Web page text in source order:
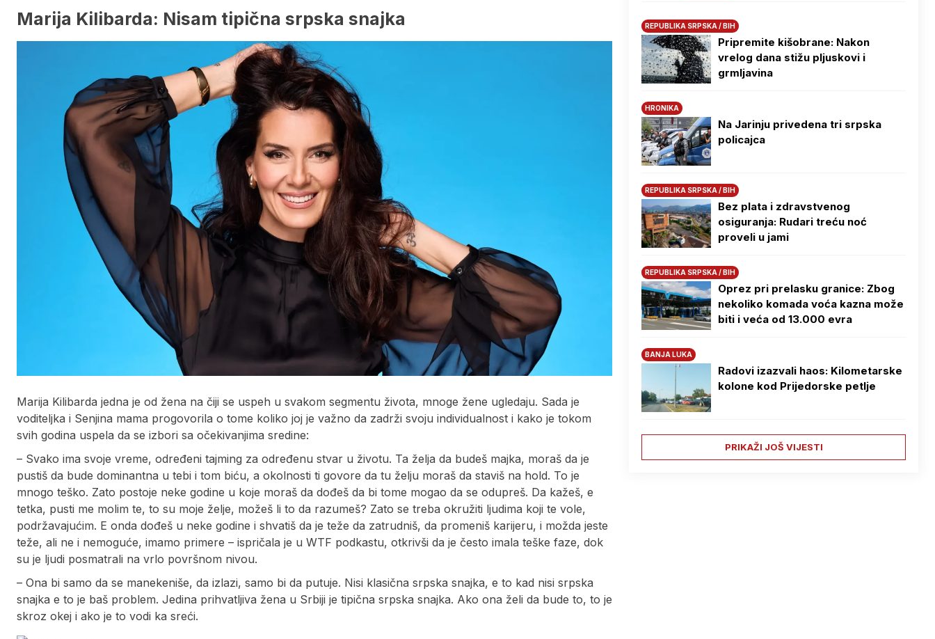
Marija Kilibarda: Nisam tipična srpska snajka
Marija Kilibarda jedna je od žena na čiji se uspeh u svakom segmentu života, mnoge žene ugledaju. Sada je
voditeljka i Senjina mama progovorila o tome koliko joj je važno da zadrži svoju individualnost i kako je tokom
svih godina uspela da se izbori sa očekivanjima sredine:
– Svako ima svoje vreme, određeni tajming za određenu stvar u životu. Ta želja da budeš majka, moraš da je
pustiš da bude dominantna u tebi i tom biću, a okolnosti ti govore da tu želju moraš da staviš na hold. To je
mnogo teško. Zato postoje neke godine u koje moraš da dođeš da bi tome mogao da se odupreš. Da kažeš, e
tetka, pusti me molim te, to su moje želje, možeš li to da razumeš? Zato se treba okružiti ljudima koji te vole,
podržavajućim. E onda dođeš u neke godine i shvatiš da je teže da zatrudniš, da promeniš karijeru, i možda jeste
teže, ali ne i nemoguće, imamo primere – ispričala je u WTF podkastu, otkrivši da je često imala teške faze, dok
su je ljudi posmatrali na vrlo površnom nivou.
– Ona bi samo da se manekeniše, da izlazi, samo bi da putuje. Nisi klasična srpska snajka, e to kad nisi srpska
snajka e to je baš problem. Jedina prihvatljiva žena u Srbiji je tipična srpska snajka. Ako ona želi da bude to, to je
skroz okej i ako je to vodi ka sreći.
REPUBLIKA SRPSKA / BIH
Pripremite kišobrane: Nakon
vrelog dana stižu pljuskovi i
grmljavina
HRONIKA
Na Јarinju privedena tri srpska
policajca
REPUBLIKA SRPSKA / BIH
Bez plata i zdravstvenog
osiguranja: Rudari treću noć
proveli u jami
REPUBLIKA SRPSKA / BIH
Oprez pri prelasku granice: Zbog
nekoliko komada voća kazna može
biti i veća od 13.000 evra
BANJA LUKA
Radovi izazvali haos: Kilometarske
kolone kod Prijedorske petlje
PRIKAŽI JOŠ VIJESTI